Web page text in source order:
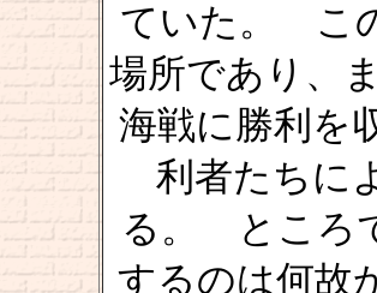
ていた。 こ
場所であり、
海戦に勝利を
利者たちに
る。 ところ
するのは何故